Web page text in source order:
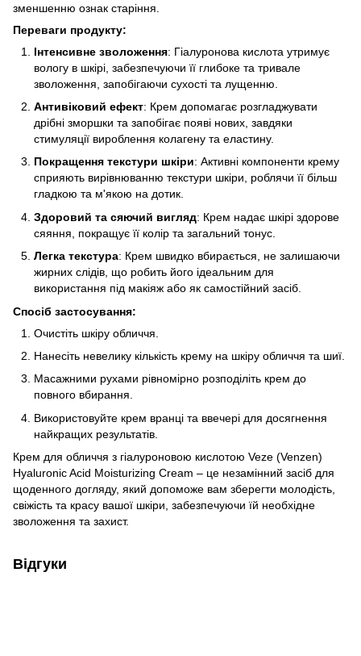
зменшенню ознак старіння.
Переваги продукту:
Інтенсивне зволоження: Гіалуронова кислота утримує
вологу в шкірі, забезпечуючи її глибоке та тривале
зволоження, запобігаючи сухості та лущенню.
Антивіковий ефект: Крем допомагає розгладжувати
дрібні зморшки та запобігає появі нових, завдяки
стимуляції вироблення колагену та еластину.
Покращення текстури шкіри: Активні компоненти крему
сприяють вирівнюванню текстури шкіри, роблячи її більш
гладкою та м'якою на дотик.
Здоровий та сяючий вигляд: Крем надає шкірі здорове
сяяння, покращує її колір та загальний тонус.
Легка текстура: Крем швидко вбирається, не залишаючи
жирних слідів, що робить його ідеальним для
використання під макіяж або як самостійний засіб.
Спосіб застосування:
Очистіть шкіру обличчя.
Нанесіть невелику кількість крему на шкіру обличчя та шиї.
Масажними рухами рівномірно розподіліть крем до
повного вбирання.
Використовуйте крем вранці та ввечері для досягнення
найкращих результатів.
Крем для обличчя з гіалуроновою кислотою Veze (Venzen)
Hyaluronic Acid Moisturizing Cream – це незамінний засіб для
щоденного догляду, який допоможе вам зберегти молодість,
свіжість та красу вашої шкіри, забезпечуючи їй необхідне
зволоження та захист.
Відгуки